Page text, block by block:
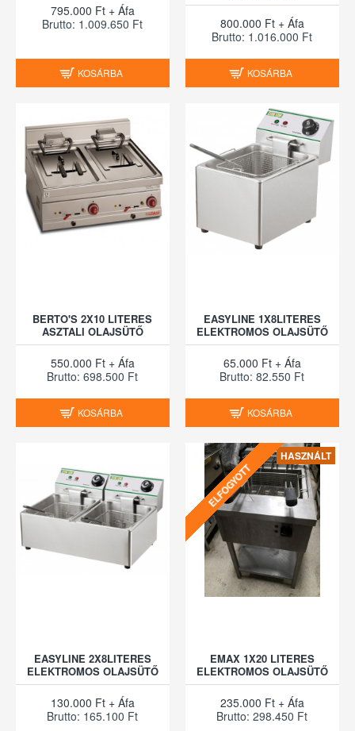
795.000 Ft + Áfa
Brutto: 1.009.650 Ft
KOSÁRBA
800.000 Ft + Áfa
Brutto: 1.016.000 Ft
KOSÁRBA
BERTO'S 2X10 LITERES
ASZTALI OLAJSÜTŐ
550.000 Ft + Áfa
Brutto: 698.500 Ft
KOSÁRBA
EASYLINE 1X8LITERES
ELEKTROMOS OLAJSÜTŐ
65.000 Ft + Áfa
Brutto: 82.550 Ft
KOSÁRBA
EASYLINE 2X8LITERES
ELEKTROMOS OLAJSÜTŐ
130.000 Ft + Áfa
Brutto: 165.100 Ft
HASZNÁLT
ELFOGYOTT
EMAX 1X20 LITERES
ELEKTROMOS OLAJSÜTŐ
235.000 Ft + Áfa
Brutto: 298.450 Ft